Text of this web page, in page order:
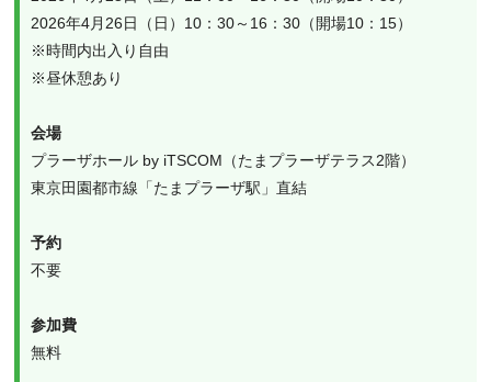
2026年4月26日（日）10：30～16：30（開場10：15）
※時間内出入り自由
※昼休憩あり
会場
プラーザホール by iTSCOM（たまプラーザテラス2階）
東京田園都市線「たまプラーザ駅」直結
予約
不要
参加費
無料